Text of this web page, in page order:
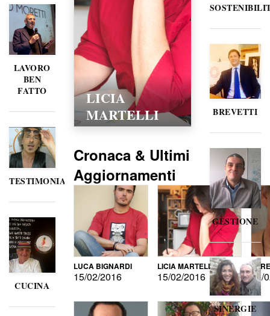
LAVORO
BEN
FATTO
TESTIMONIANZE
CUCINA
LICIA
MARTELLI
Cronaca & Ultimi
Aggiornamenti
LUCA BIGNARDI
15/02/2016
LICIA MARTELLI
15/02/2016 15/
BREVETTI
GESTIONE
SINERGIE